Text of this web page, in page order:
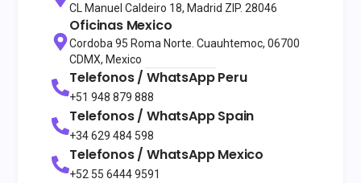
CL Manuel Caldeiro 18, Madrid ZIP. 28046
Oficinas Mexico
Cordoba 95 Roma Norte. Cuauhtemoc, 06700
CDMX, Mexico
Telefonos / WhatsAppPeru
+51 948 879 888
Telefonos / WhatsAppSpain
+34 629 484 598
Telefonos / WhatsAppMexico
+52 55 6444 9591